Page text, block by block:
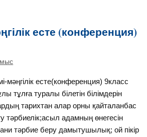
есте (конференция)
мәңгілік есте(конференция) 9класс
тұлға туралы білетін білімдерін
тарихтан алар орны қайталанбас
тәрбиелік;асыл адамның өнегесін
тәрбие беру дамытушылық; ой пікір